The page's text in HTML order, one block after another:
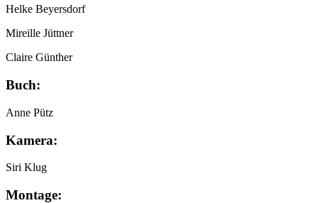
Helke Beyersdorf
Mireille Jüttner
Claire Günther
Buch:
Anne Pütz
Kamera:
Siri Klug
Montage: